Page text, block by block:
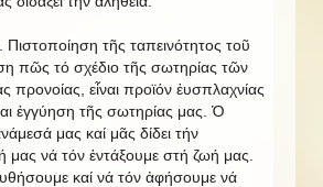
τῆς ταπεινότητος τοῦ
πῶς τό σχέδιο τῆς σωτηρίας τῶν
προνοίας, εἶναι προϊόν ἐυσπλαχνίας
ἐγγύηση τῆς σωτηρίας μας. Ὁ
μας καί μᾶς δίδει τήν
μας νά τόν ἐντάξουμε στή ζωή μας.
καί νά τόν ἀφήσουμε νά